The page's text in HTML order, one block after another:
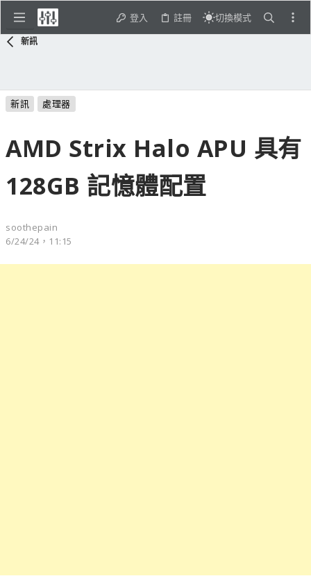
登入 註冊 切換模式
新訊
新訊 處理器
AMD Strix Halo APU 具有
128GB 記憶體配置
soothepain
6/24/24，11:15